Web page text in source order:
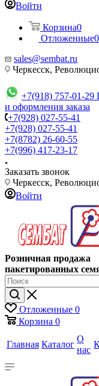
Войти
Корзина0
Отложенные0
sales@sembat.ru
Черкесск,
+7(918) 757-01-29
и оформления заказа
+7(928) 027-55-41
+7(928) 027-55-41
+7(8782) 26-60-55
+7(996) 417-23-17
Заказать звонок
Черкесск,
Войти
Розничная продажа
пакетированных
Отложенные 0
Корзина 0
Главная Каталог
О
нас